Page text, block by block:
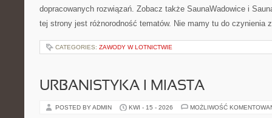
dopracowanych rozwiązań. Zobacz także SaunaWadowice i
tej strony jest różnorodność tematów. Nie mamy tu do czynienia
CATEGORIES: ZAWODY W LOTNICTWIE
URBANISTYKA I MIASTA
POSTED BY ADMIN KWI - 15 - 2026 MOŻLIWOŚĆ